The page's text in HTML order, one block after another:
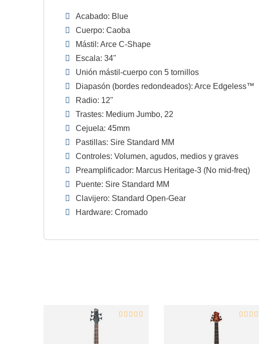
Acabado: Blue
Cuerpo: Caoba
Mástil: Arce C-Shape
Escala: 34"
Unión mástil-cuerpo con 5 tornillos
Diapasón (bordes redondeados): Arce Edgeless™
Radio: 12"
Trastes: Medium Jumbo, 22
Cejuela: 45mm
Pastillas: Sire Standard MM
Controles: Volumen, agudos, medios y graves
Preamplificador: Marcus Heritage-3 (No mid-freq)
Puente: Sire Standard MM
Clavijero: Standard Open-Gear
Hardware: Cromado